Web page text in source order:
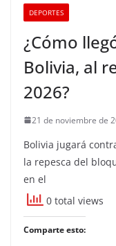
DEPORTES
¿Cómo
Bolivia, al
2026?
21 de noviembre de
Bolivia jugará
la repesca del
en el
0 total views
Comparte esto: